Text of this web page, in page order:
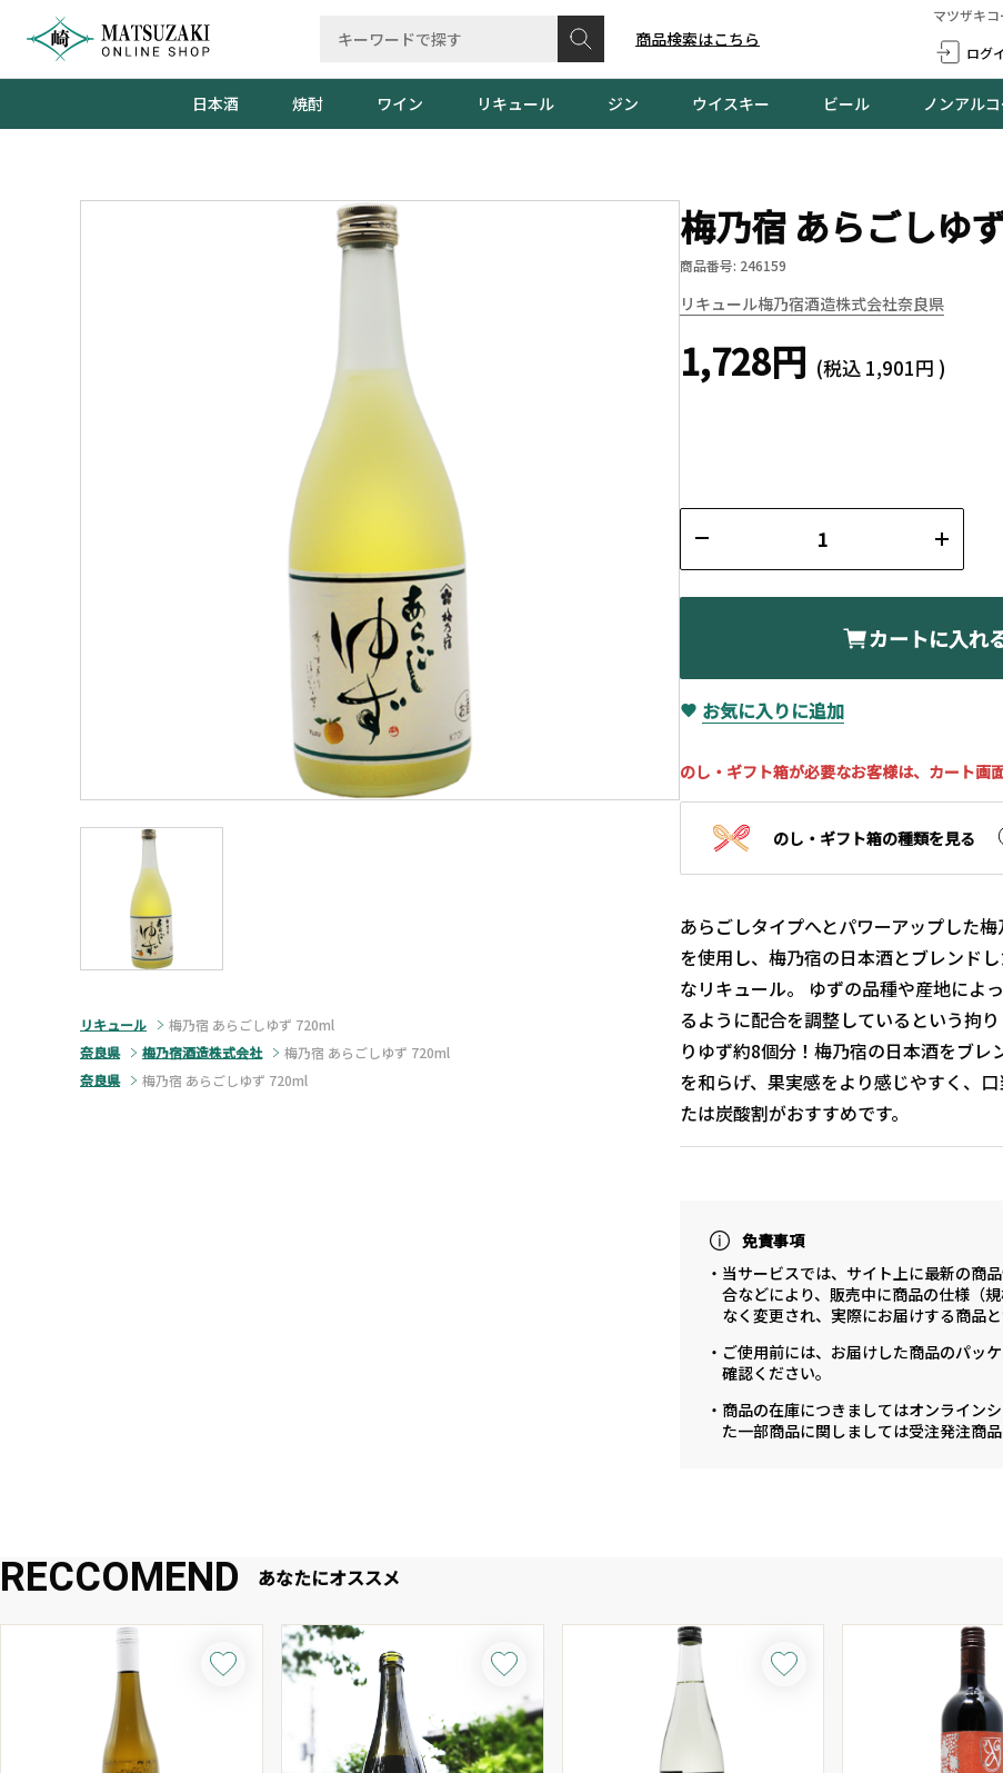
商品検索はこちら
マツザキ
ログ
日本酒 焼酎 ワイン リキュール ジン ウイスキー ビール ノンアル
リキュール
梅乃宿 あらごしゆず 720ml
奈良県
梅乃宿酒造株式会社
梅乃宿 あらごしゆず 720ml
奈良県
梅乃宿 あらごしゆず 720ml
梅乃宿 あらごしゆ
商品番号: 246159
リキュール梅乃宿酒造株式会社奈良県
1,728円 (税込 1,901円 )
カートに入れ
お気に入りに追加
のし・ギフト箱が必要なお客様は、カート画
のし・ギフト箱の種類を見る
あらごしタイプへとパワーアップした
を使用し、梅乃宿の日本酒とブレンド
なリキュール。 ゆずの品種や産地によ
るように配合を調整しているという拘
りゆず約8個分！梅乃宿の日本酒をブ
を和らげ、果実感をより感じやすく、
たは炭酸割がおすすめです。
免責事項
・当サービスでは、サイト上に最新の商
合などにより、販売中に商品の仕様（
なく変更され、実際にお届けする商品
・ご使用前には、お届けした商品のパッ
確認ください。
・商品の在庫につきましてはオンライン
た一部商品に関しましては受注発注商
RECCOMEND あなたにオススメ